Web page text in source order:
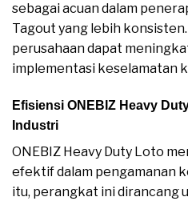
sebagai acuan dalam
Tagout yang lebih
perusahaan dapat
implementasi keselamatan
Efisiensi ONEBIZ Heavy
Industri
ONEBIZ Heavy Duty Loto
efektif dalam pengamanan
itu, perangkat ini dirancang